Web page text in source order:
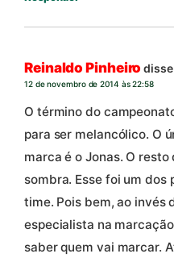
Reinaldo Pinheiro
12 de novembro de 2014 às 22:58
O término do
para ser melancólico. O
marca é o Jonas. O
sombra. Esse foi um
time. Pois bem, ao invés
especialista na
saber quem vai marcar.